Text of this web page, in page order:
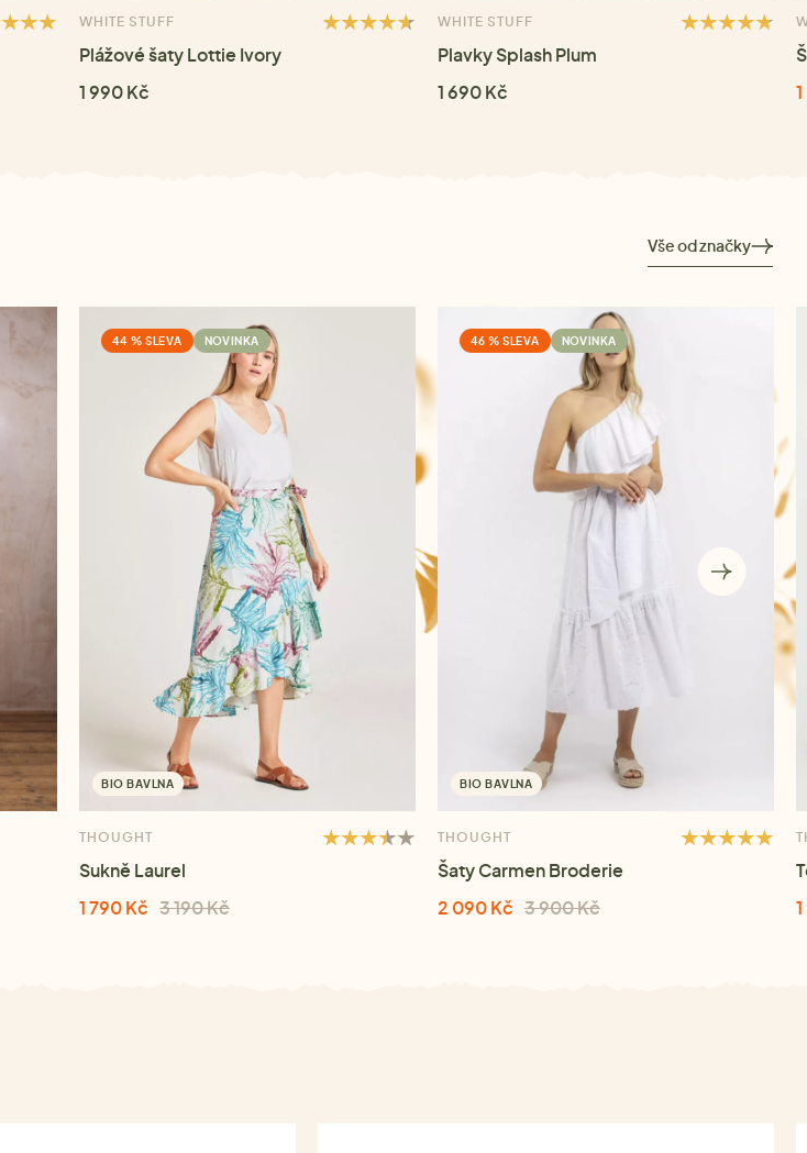
WHITE STUFF
Plážové šaty Lottie Ivory
1 990 Kč
WHITE STUFF
Plavky Splash Plum
1 690 Kč
Vše od značky
44 % SLEVA NOVINKA
BIO BAVLNA
THOUGHT
Sukně Laurel
1 790 Kč 3 190 Kč
46 % SLEVA NOVINKA
BIO BAVLNA
THOUGHT
Šaty Carmen Broderie
2 090 Kč 3 900 Kč